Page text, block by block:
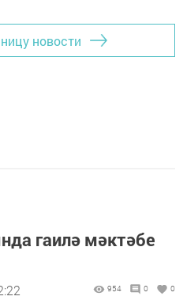
новости
гаилә мәктәбе
954 0 0